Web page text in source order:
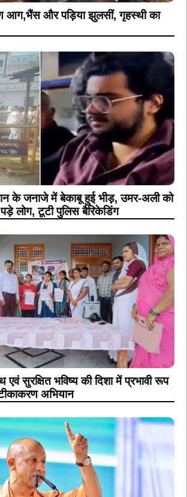
आग,भैंस और पड़िया झुलसीं, गृहस्थी का
के जनाजे में बेकाबू हुई भीड़, उमर-अली को
लोग, टूटी पुलिस बैरिकेडिंग
एवं सुरक्षित भविष्य की दिशा में प्रभावी रूप
अभियान